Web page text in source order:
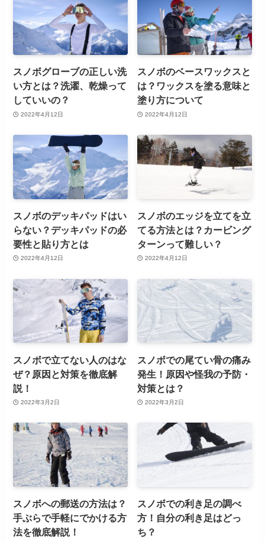
スノボグローブの正しい洗
い方とは？洗濯、乾燥って
していいの？
2022年4月12日
スノボのベースワックスと
は？ワックスを塗る意味と
塗り方について
2022年4月12日
スノボのデッキパッドはい
らない？デッキパッドの必
要性と貼り方とは
2022年4月12日
スノボのエッジを立てを立
てる方法とは？カービング
ターンって難しい？
2022年4月12日
スノボで立てない人のはな
ぜ？原因と対策を徹底解
説！
2022年3月2日
スノボでの尾てい骨の痛み
発生！原因や怪我の予防・
対策とは？
2022年3月2日
スノボへの郵送の方法は？
手ぶらで手軽にでかける方
法を徹底解説！
スノボでの利き足の調べ
方！自分の利き足はどっ
ち？